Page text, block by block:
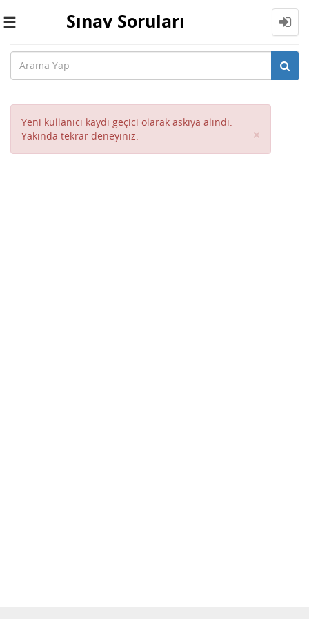
Toggle
Sınav Soruları
Yeni kullanıcı kaydı geçici olarak askıya alındı.
Yakında tekrar deneyiniz.
×